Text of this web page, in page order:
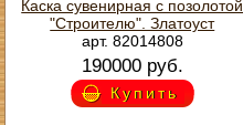
Каска сувенирная с позолотой
"Строителю". Златоуст
арт. 82014808
190000 руб.
Купить